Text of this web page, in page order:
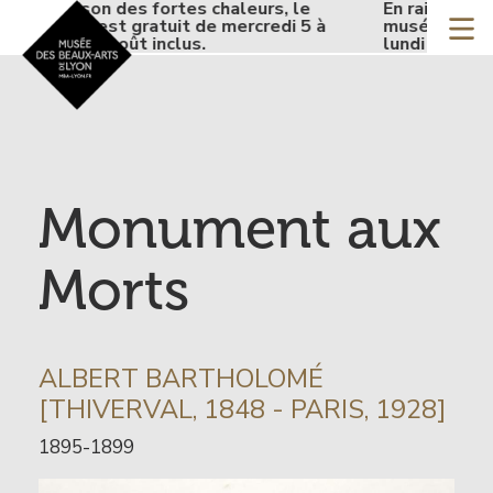
Aller
Accueil - Site musée
En raison des fortes chaleurs, le
musée est gratuit de mercredi 5 à
lundi 10 août inclus.
En raison
musée est
lundi 10 août
Monument aux
Morts
INFORMATION
SUR
L’ARTISTE
ALBERT BARTHOLOMÉ
[THIVERVAL, 1848 - PARIS, 1928]
Date
1895-1899